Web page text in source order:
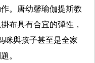
。唐幼馨瑜伽提斯教
布具有合宜的彈性，
咪與孩子甚至是全家
。